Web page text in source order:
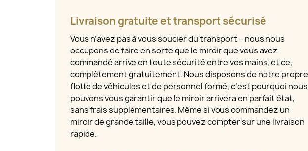
Livraison gratuite et transport sécurisé
Vous n’avez pas à vous soucier du transport – nous nous
occupons de faire en sorte que le miroir que vous avez
commandé arrive en toute sécurité entre vos mains, et ce,
complètement gratuitement. Nous disposons de notre propre
flotte de véhicules et de personnel formé, c’est pourquoi nous
pouvons vous garantir que le miroir arrivera en parfait état,
sans frais supplémentaires. Même si vous commandez un
miroir de grande taille, vous pouvez compter sur une livraison
rapide.